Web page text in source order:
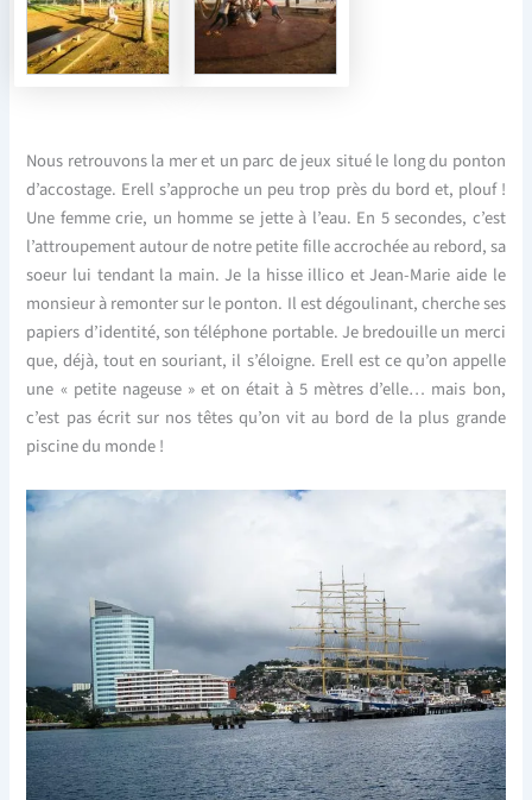
Nous retrouvons la mer et un parc de jeux situé le long du ponton
d’accostage. Erell s’approche un peu trop près du bord et, plouf !
Une femme crie, un homme se jette à l’eau. En 5 secondes, c’est
l’attroupement autour de notre petite fille accrochée au rebord, sa
soeur lui tendant la main. Je la hisse illico et Jean-Marie aide le
monsieur à remonter sur le ponton. Il est dégoulinant, cherche ses
papiers d’identité, son téléphone portable. Je bredouille un merci
que, déjà, tout en souriant, il s’éloigne. Erell est ce qu’on appelle
une « petite nageuse » et on était à 5 mètres d’elle… mais bon,
c’est pas écrit sur nos têtes qu’on vit au bord de la plus grande
piscine du monde !